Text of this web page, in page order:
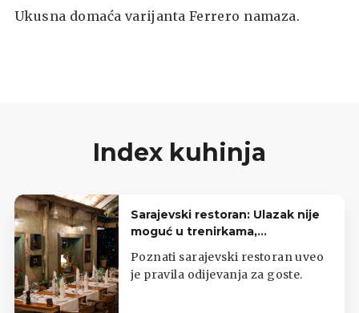
Ukusna domaća varijanta Ferrero namaza.
Index kuhinja
Sarajevski restoran: Ulazak nije
moguć u trenirkama,
potkošuljama i japankama
Poznati sarajevski restoran uveo
je pravila odijevanja za goste.